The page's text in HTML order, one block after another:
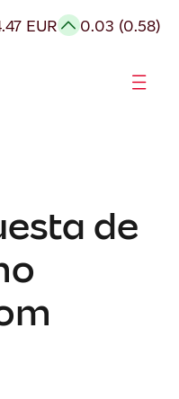
EUR 0.03 (0.58)
de